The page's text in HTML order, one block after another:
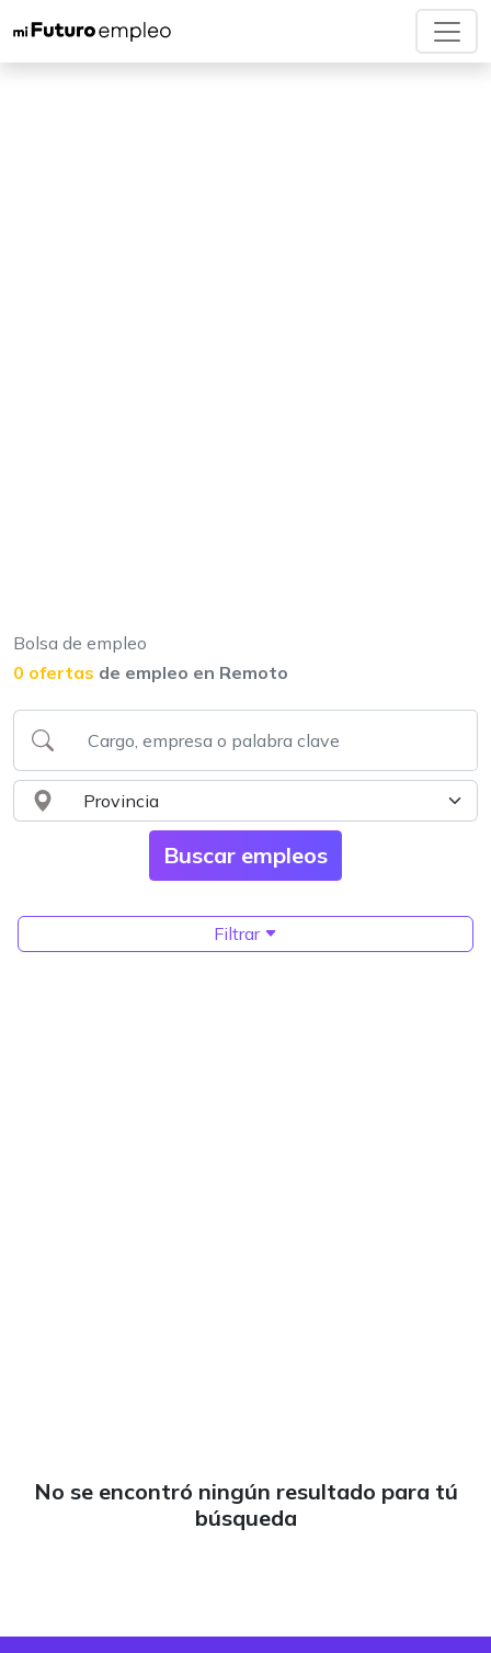
Bolsa de empleo
0 ofertas de empleo en Remoto
Filtrar
No se encontró ningún resultado para tú
búsqueda